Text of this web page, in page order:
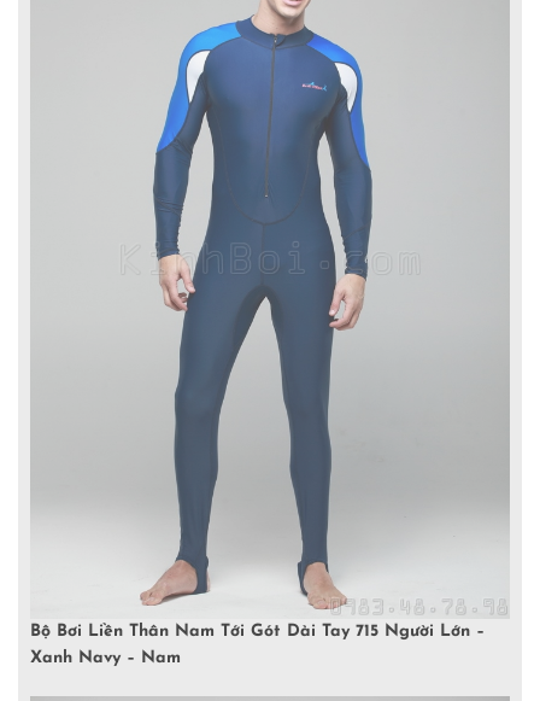
Bộ Bơi Liền Thân Nam Tới Gót Dài Tay 715 Người Lớn –
Xanh Navy – Nam